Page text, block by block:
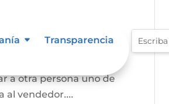
Transparencia
lote sin
a otra persona uno de
al vendedor....